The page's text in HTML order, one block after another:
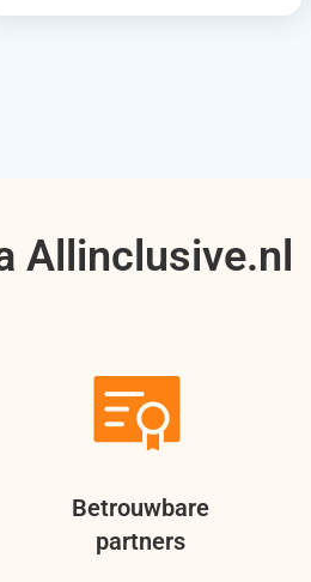
Allinclusive.nl
Betrouwbare
partners